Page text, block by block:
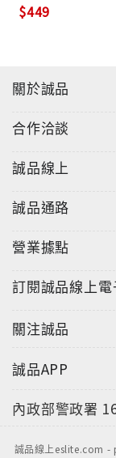
$449
關於誠品
合作洽談
誠品線上
誠品通路
營業據點
訂閱誠品線上電
關注誠品
誠品APP
內政部警政署
誠品線上eslite.com -